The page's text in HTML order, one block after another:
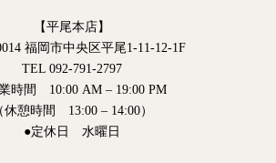
【平尾本店】
福岡市中央区平尾1-11-12-1F
TEL 092-791-2797
時間 10:00 AM – 19:00 PM
休憩時間 13:00 – 14:00）
●定休日 水曜日